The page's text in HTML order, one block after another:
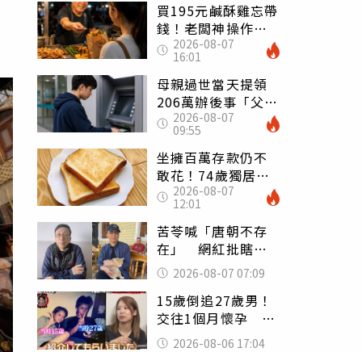
買195元鹹酥雞忘帶
錢！老闆神操作
「倒找5元」 全網
看哭：這就是台灣
2026-08-07
16:01
母親過世當天提領
206萬辦後事「父子
遭判刑」 律師：
搶錢先下手是罪
2026-08-07
09:55
坐擁百萬存款仍不
敢花！74歲獨居翁
「1餐只吃1片吐
司」 半年後暴瘦
嚇壞女兒
2026-08-07
12:01
苦苓喊「唐朝不存
在」 網紅批瞎編
歷史：李白、杜甫
用鮮卑文寫詩？
2026-08-07 07:09
15歲倒追27歲男！
交往1個月懷孕 36
歲當阿嬤故事曝光
2026-08-06 17:04